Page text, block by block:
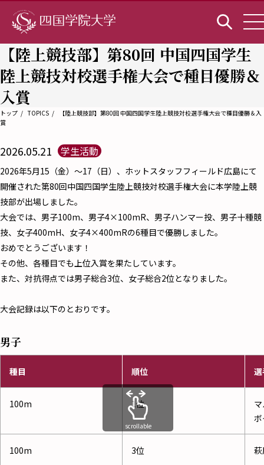
【陸上競技部】第80回 中国四国学生
陸上競技対校選手権大会で種目優勝＆
入賞
トップ TOPICS
【陸上競技部】第80回 中国四国学生陸上競技対校選手権大会で種目優勝＆入
賞
2026.05.21 学生活動
2026年5月15（金）～17（日）、ホットスタッフフィールド広島にて
開催された第80回中国四国学生陸上競技対校選手権大会に本学陸上競
技部が出場しました。
大会では、男子100m、男子4×100mR、男子ハンマー投、男子十種競
技、女子400mH、女子4×400mRの6種目で優勝しました。
おめでとうございます！
その他、各種目でも上位入賞を果たしています。
また、対抗得点では男子総合3位、女子総合2位となりました。
大会記録は以下のとおりです。
男子
種目 順位
100m 1位
100m 3位
scrollable